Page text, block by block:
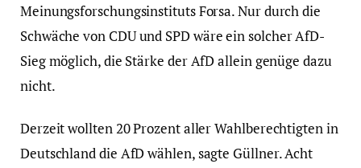
Meinungsforschungsinstituts Forsa. Nur durch die
Schwäche von CDU und SPD wäre ein solcher AfD-
Sieg möglich, die Stärke der AfD allein genüge dazu
nicht.
Derzeit wollten 20 Prozent aller Wahlberechtigten in
Deutschland die AfD wählen, sagte Güllner. Acht